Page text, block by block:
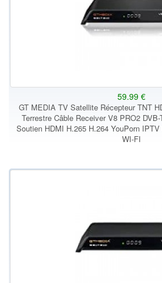
59.99 €
GT MEDIA TV Satellite Récepteur TNT
Terrestre Câble Receiver V8 PRO2
Soutien HDMI H.265 H.264 YouPorn
WI-FI